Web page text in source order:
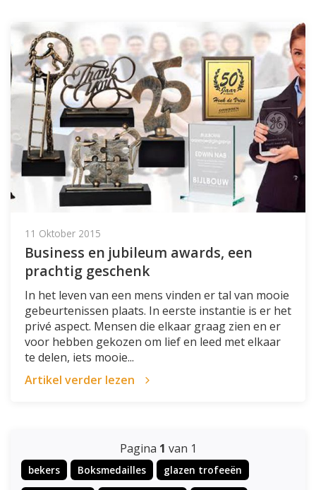
11 Oktober 2015
Business en jubileum awards, een
prachtig geschenk
In het leven van een mens vinden er tal van mooie
gebeurtenissen plaats. In eerste instantie is er het
privé aspect. Mensen die elkaar graag zien en er
voor hebben gekozen om lief en leed met elkaar
te delen, iets mooie...
Artikel verder lezen
Pagina 1 van 1
bekers Boksmedailles glazen trofeeën